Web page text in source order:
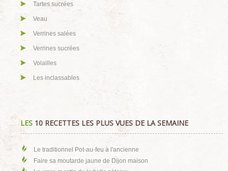
Tartes sucrées
Veau
Verrines salées
Verrines sucrées
Volailles
Les inclassables
LES 10 RECETTES LES PLUS VUES DE LA SEMAINE
Le traditionnel Pot-au-feu à l'ancienne
Faire sa moutarde jaune de Dijon maison